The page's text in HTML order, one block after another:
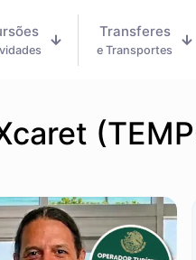
Transferes
e Transportes